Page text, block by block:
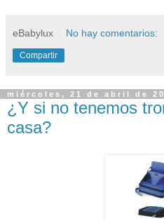
eBabylux No hay comentarios:
Compartir
miércoles, 21 de abril de
¿Y si no tenemos
casa?